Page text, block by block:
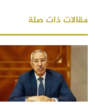
مقالات ذات صلة